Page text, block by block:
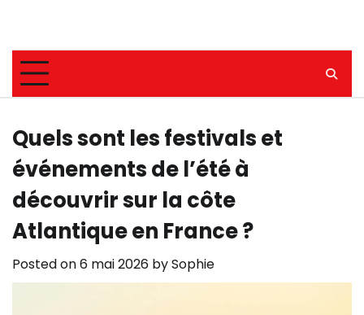
Quels sont les festivals et
événements de l’été à
découvrir sur la côte
Atlantique en France ?
Posted on6 mai 2026 bySophie